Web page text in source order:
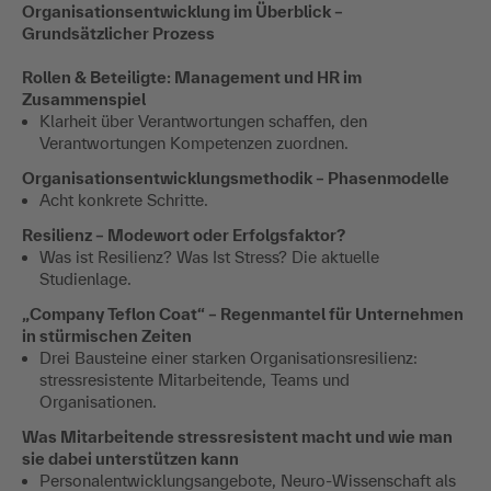
Organisationsentwicklung im Überblick –
Grundsätzlicher Prozess
Rollen & Beteiligte: Management und HR im
Zusammenspiel
Klarheit über Verantwortungen schaffen, den
Verantwortungen Kompetenzen zuordnen.
Organisationsentwicklungsmethodik – Phasenmodelle
Acht konkrete Schritte.
Resilienz – Modewort oder Erfolgsfaktor?
Was ist Resilienz? Was Ist Stress? Die aktuelle
Studienlage.
„Company Teflon Coat“ – Regenmantel für Unternehmen
in stürmischen Zeiten
Drei Bausteine einer starken Organisationsresilienz:
stressresistente Mitarbeitende, Teams und
Organisationen.
Was Mitarbeitende stressresistent macht und wie man
sie dabei unterstützen kann
Personalentwicklungsangebote, Neuro-Wissenschaft als